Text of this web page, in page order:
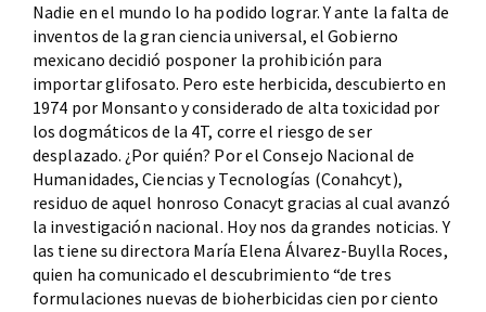
Nadie en el mundo lo ha podido lograr. Y ante la falta de
inventos de la gran ciencia universal, el Gobierno
mexicano decidió posponer la prohibición para
importar glifosato. Pero este herbicida, descubierto en
1974 por Monsanto y considerado de alta toxicidad por
los dogmáticos de la 4T, corre el riesgo de ser
desplazado. ¿Por quién? Por el Consejo Nacional de
Humanidades, Ciencias y Tecnologías (Conahcyt),
residuo de aquel honroso Conacyt gracias al cual avanzó
la investigación nacional. Hoy nos da grandes noticias. Y
las tiene su directora María Elena Álvarez-Buylla Roces,
quien ha comunicado el descubrimiento “de tres
formulaciones nuevas de bioherbicidas cien por ciento